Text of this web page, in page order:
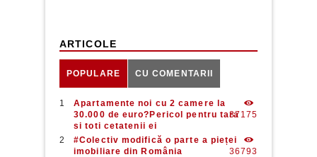
ARTICOLE
POPULARE CU COMENTARII
Apartamente noi cu 2 camere la
30.000 de euro?Pericol pentru tara
si toti cetatenii ei
37175
#Colectiv modifică o parte a pieței
imobiliare din România
36793